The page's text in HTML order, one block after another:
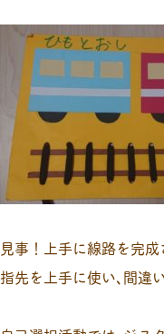
見事！上手に線路を完
指先を上手に使い､間違